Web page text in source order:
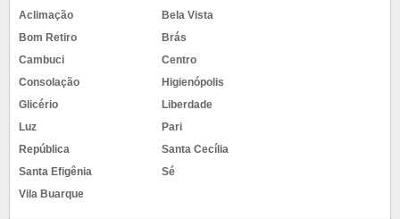
Aclimação
Bela Vista
Bom Retiro
Brás
Cambuci
Centro
Consolação
Higienópolis
Glicério
Liberdade
Luz
Pari
República
Santa Cecília
Santa Efigênia
Sé
Vila Buarque